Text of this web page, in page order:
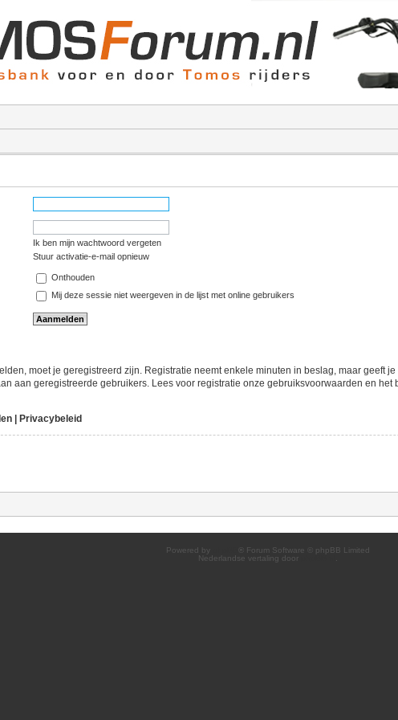
Ik ben mijn wachtwoord vergeten
Stuur activatie-e-mail opnieuw
Onthouden
Mij deze sessie niet weergeven in de lijst met online gebruikers
moet je geregistreerd zijn. Registratie neemt enkele minuten in beslag, maar geeft
aan geregistreerde gebruikers. Lees voor registratie onze gebruiksvoorwaarden en
| Privacybeleid
Powered by
® Forum Software © phpBB Limited
Nederlandse vertaling door